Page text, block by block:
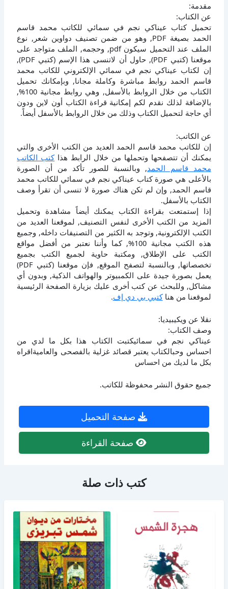
مقدمة:
عن الكتاب:
تحميل كتاب عيناكي نجم في سمائي للكاتب محمد قاسم
الحمد بصيغة PDF, وهو من ضمن تصنيف دواوين شعر, نوع
الملف عند التحميل سيكون pdf, وحجمه, الملف متواجد على
موقعنا (كتبي PDF), حاول أن لاتنسى هذا الإسم (كتبي PDF),
إن لكتاب عيناكي نجم في سمائي الإلكتروني للكاتب محمد
قاسم الحمد روابط مباشرة وكاملة مجانا, وبإمكانك تحميل
الكتاب من خلال الروابط بالأسفل, وهي روابط مجانية 100%,
بالإضافة لذلك نقدم لكم إمكانية قراءة الكتاب أون لاين ودون
أي حاجة لتحميل الكتاب وذلك من خلال الروابط بالأسفل أيضاً.
عن الكاتب:
إن للكاتب محمد قاسم الحمد العديد من الكتب الأخرى والتي
يمكنك أن تتصفحها وتحملها من خلال الرابط هذاكتب الكاتب
محمد قاسم الحمد, وبالنسبة للصور تأكد من أن الصورة
بالأعلى هي صورة كتاب عيناكي نجم في سمائي للكاتب محمد
قاسم الحمد, وإن لم تكن هناك صورة لا تنسى أن تقرأ وصف
الكتاب بالأسفل.
إذا إستمتعت بقراءة الكتاب يمكنك أيضاً مشاهدة وتحميل
المزيد من الكتب الأخرى لنفس التصنيف, لموقعنا العديد من
الكتب الإلكترونية, وتوجد به الكثير من التصنيفات داخله, وجميع
هذه الكتب مجانية 100%, كما وأننا نعتبر من أفضل مواقع
الكتب على الإطلاق, ومكتبة حاوية لجميع الكتب بجميع
تخصصاتها, وبالنسبة لتصفح الموقع, فإن موقعنا (كتبي PDF)
يعمل بصورة جيدة على الكمبيوتر والهواتف الذكية, وبدون أي
مشاكل, وللبحث عن كتب أخرى عليك بزيارة الصفحة الرئيسية
لموقعنا من هناكتبي بي دي إف.
نقلا عن ويكيبيديا:
وصف الكتاب:
عيناكي نجم في سمائيكتبت الكتاب هذا بكل ما لدي من
احساس وحبالكتاب يعتبر قصائد غزلية بالفصحى والعاميةاقراه
بكل ما لديك من احساس
جميع حقوق النشر محفوظة للكاتب.
صفحة التحميل
صفحة القراءة
كتب ذات صلة